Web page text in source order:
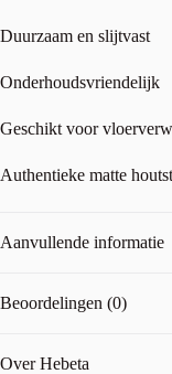
Duurzaam en slijtvast
Onderhoudsvriendelijk
Geschikt voor
Authentieke matte
Aanvullende informatie
Beoordelingen (0)
Over Hebeta